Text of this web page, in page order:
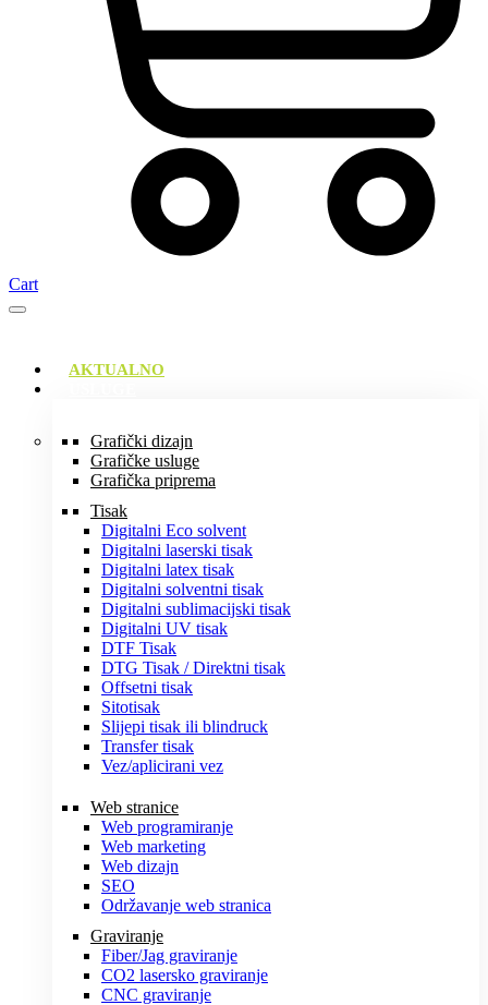
Cart
AKTUALNO
Grafički dizajn
Grafičke usluge
Grafička priprema
Tisak
Digitalni Eco solvent
Digitalni laserski tisak
Digitalni latex tisak
Digitalni solventni tisak
Digitalni sublimacijski tisak
Digitalni UV tisak
DTF Tisak
DTG Tisak / Direktni tisak
Offsetni tisak
Sitotisak
Slijepi tisak ili blindruck
Transfer tisak
Vez/aplicirani vez
Web stranice
Web programiranje
Web marketing
Web dizajn
SEO
Održavanje web stranica
Graviranje
Fiber/Jag graviranje
CO2 lasersko graviranje
CNC graviranje